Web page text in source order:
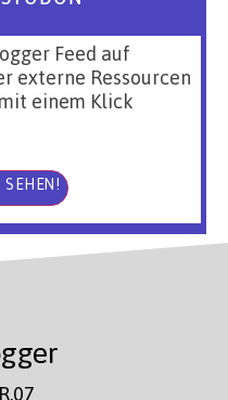
Feed auf
externe Ressourcen
einem Klick
SEHEN!